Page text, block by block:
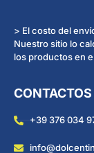
> El costo del
Nuestro sitio lo
los productos en
CONTACTOS
+39 376 034